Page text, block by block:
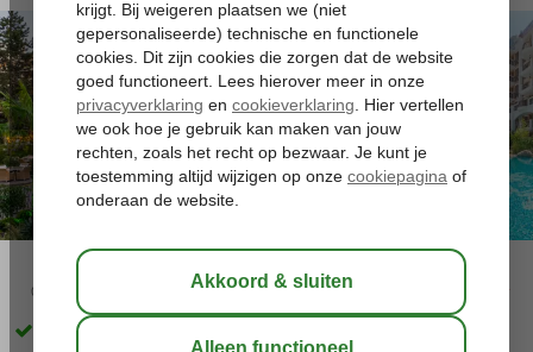
03:00 aug 29°C
Uitstekende locatie; rustig, en toch centraal